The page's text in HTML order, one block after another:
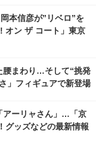
本信彦が”リベロ”を
オン ザ コート」東京
腰まわり…そして“挑発
」フィギュアで新登場
アーリャさん」…「京
グッズなどの最新情報